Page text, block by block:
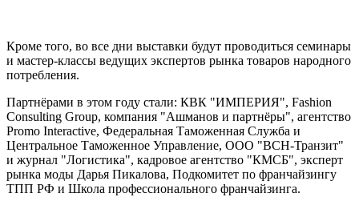
Кроме того, во все дни выставки будут проводиться семинары
и мастер-классы ведущих экспертов рынка товаров народного
потребления.
Партнёрами в этом году стали: КВК "ИМПЕРИЯ", Fashion
Consulting Group, компания "Ашманов и партнёры", агентство
Promo Interactive, Федеральная Таможенная Служба и
Центральное Таможенное Управление, ООО "ВСН-Транзит"
и журнал "Логистика", кадровое агентство "КМСБ", эксперт
рынка моды Дарья Пикалова, Подкомитет по франчайзингу
ТПП РФ и Школа профессионального франчайзинга.